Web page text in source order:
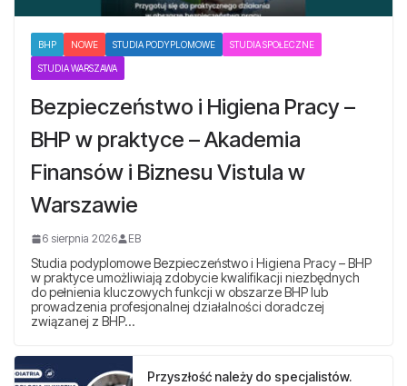
BHP NOWE STUDIA PODYPLOMOWE STUDIA SPOŁECZNE
STUDIA WARSZAWA
Bezpieczeństwo i Higiena Pracy –
BHP w praktyce – Akademia
Finansów i Biznesu Vistula w
Warszawie
6 sierpnia 2026 EB
Studia podyplomowe Bezpieczeństwo i Higiena Pracy – BHP
w praktyce umożliwiają zdobycie kwalifikacji niezbędnych
do pełnienia kluczowych funkcji w obszarze BHP lub
prowadzenia profesjonalnej działalności doradczej
związanej z BHP…
Przyszłość należy do specjalistów.